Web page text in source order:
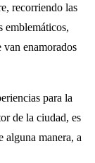
recorriendo las
emblemáticos,
enamorados
para la
de la ciudad, es
alguna manera, a